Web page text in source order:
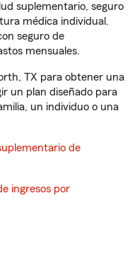
suplementario, seguro
médica individual.
seguro de
mensuales.
TX para obtener una
un plan diseñado para
un individuo o una
de
ingresos por